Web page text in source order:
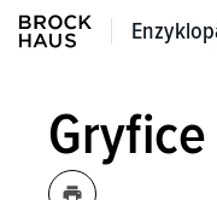
Gryfice